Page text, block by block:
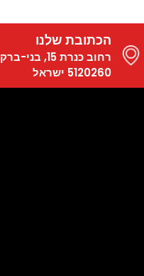
הכתובת שלנו
רחוב כנרת 15, בני-ברק
5120260 ישראל